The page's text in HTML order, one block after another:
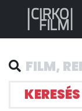
KERESÉS